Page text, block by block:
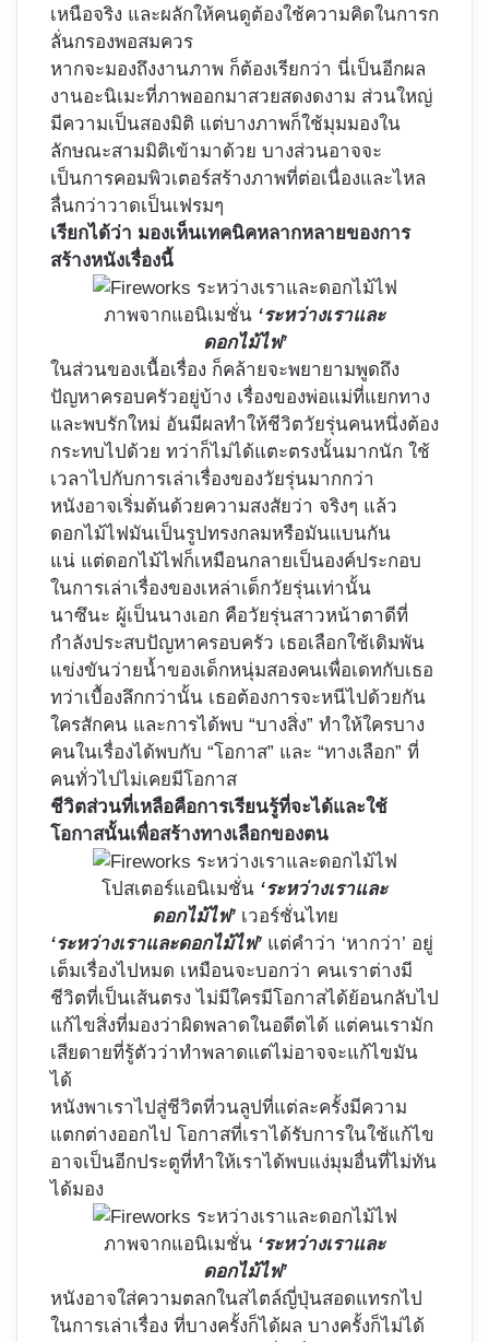
เหนือจริง และผลักให้คนดูต้องใช้ความคิดในการก
ลั่นกรองพอสมควร
หากจะมองถึงงานภาพ ก็ต้องเรียกว่า นี่เป็นอีกผล
งานอะนิเมะที่ภาพออกมาสวยสดงดงาม ส่วนใหญ่
มีความเป็นสองมิติ แต่บางภาพก็ใช้มุมมองใน
ลักษณะสามมิติเข้ามาด้วย บางส่วนอาจจะ
เป็นการคอมพิวเตอร์สร้างภาพที่ต่อเนื่องและไหล
ลื่นกว่าวาดเป็นเฟรมๆ
เรียกได้ว่า มองเห็นเทคนิคหลากหลายของการ
สร้างหนังเรื่องนี้
ภาพจากแอนิเมชั่น ‘ระหว่างเราและ
ดอกไม้ไฟ’
ในส่วนของเนื้อเรื่อง ก็คล้ายจะพยายามพูดถึง
ปัญหาครอบครัวอยู่บ้าง เรื่องของพ่อแม่ที่แยกทาง
และพบรักใหม่ อันมีผลทำให้ชีวิตวัยรุ่นคนหนึ่งต้อง
กระทบไปด้วย ทว่าก็ไม่ได้แตะตรงนั้นมากนัก ใช้
เวลาไปกับการเล่าเรื่องของวัยรุ่นมากกว่า
หนังอาจเริ่มต้นด้วยความสงสัยว่า จริงๆ แล้ว
ดอกไม้ไฟมันเป็นรูปทรงกลมหรือมันแบนกัน
แน่ แต่ดอกไม้ไฟก็เหมือนกลายเป็นองค์ประกอบ
ในการเล่าเรื่องของเหล่าเด็กวัยรุ่นเท่านั้น
นาซึนะ ผู้เป็นนางเอก คือวัยรุ่นสาวหน้าตาดีที่
กำลังประสบปัญหาครอบครัว เธอเลือกใช้เดิมพัน
แข่งขันว่ายน้ำของเด็กหนุ่มสองคนเพื่อเดทกับเธอ
ทว่าเบื้องลึกกว่านั้น เธอต้องการจะหนีไปด้วยกัน
ใครสักคน และการได้พบ “บางสิ่ง” ทำให้ใครบาง
คนในเรื่องได้พบกับ “โอกาส” และ “ทางเลือก” ที่
คนทั่วไปไม่เคยมีโอกาส
ชีวิตส่วนที่เหลือคือการเรียนรู้ที่จะได้และใช้
โอกาสนั้นเพื่อสร้างทางเลือกของตน
โปสเตอร์แอนิเมชั่น ‘ระหว่างเราและ
ดอกไม้ไฟ’เวอร์ชั่นไทย
‘ระหว่างเราและดอกไม้ไฟ’ แต่คำว่า ‘หากว่า’ อยู่
เต็มเรื่องไปหมด เหมือนจะบอกว่า คนเราต่างมี
ชีวิตที่เป็นเส้นตรง ไม่มีใครมีโอกาสได้ย้อนกลับไป
แก้ไขสิ่งที่มองว่าผิดพลาดในอดีตได้ แต่คนเรามัก
เสียดายที่รู้ตัวว่าทำพลาดแต่ไม่อาจจะแก้ไขมัน
ได้
หนังพาเราไปสู่ชีวิตที่วนลูปที่แต่ละครั้งมีความ
แตกต่างออกไป โอกาสที่เราได้รับการในใช้แก้ไข
อาจเป็นอีกประตูที่ทำให้เราได้พบแง่มุมอื่นที่ไม่ทัน
ได้มอง
ภาพจากแอนิเมชั่น ‘ระหว่างเราและ
ดอกไม้ไฟ’
หนังอาจใส่ความตลกในสไตล์ญี่ปุ่นสอดแทรกไป
ในการเล่าเรื่อง ที่บางครั้งก็ได้ผล บางครั้งก็ไม่ได้